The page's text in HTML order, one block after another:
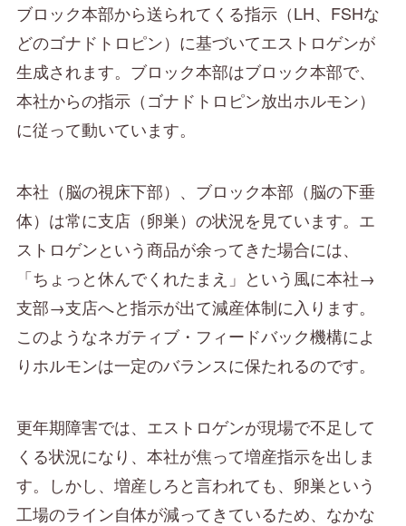
ブロック本部から送られてくる指示（LH、FSHな
どのゴナドトロピン）に基づいてエストロゲンが
生成されます。ブロック本部はブロック本部で、
本社からの指示（ゴナドトロピン放出ホルモン）
に従って動いています。
本社（脳の視床下部）、ブロック本部（脳の下垂
体）は常に支店（卵巣）の状況を見ています。エ
ストロゲンという商品が余ってきた場合には、
「ちょっと休んでくれたまえ」という風に本社→
支部→支店へと指示が出て減産体制に入ります。
このようなネガティブ・フィードバック機構によ
りホルモンは一定のバランスに保たれるのです。
更年期障害では、エストロゲンが現場で不足して
くる状況になり、本社が焦って増産指示を出しま
す。しかし、増産しろと言われても、卵巣という
工場のライン自体が減ってきているため、なかな